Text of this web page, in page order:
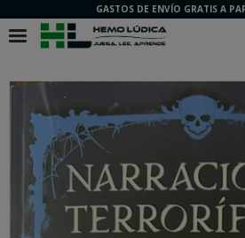
GASTOS DE ENVÍO GRATIS A